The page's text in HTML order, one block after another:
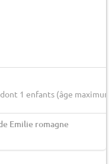
1 enfants (âge
Emilie romagne